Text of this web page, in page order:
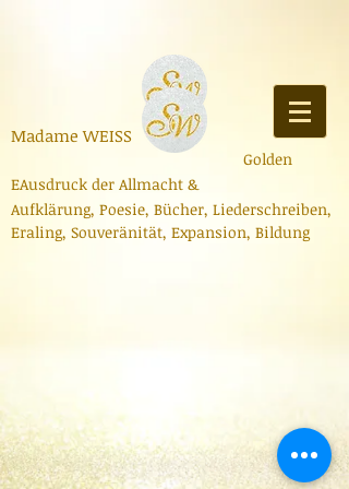
Madame WEISS
Golden
EAusdruck der Allmacht &
Aufklärung, Poesie, Bücher, Liederschreiben,
Eraling, Souveränität, Expansion, Bildung